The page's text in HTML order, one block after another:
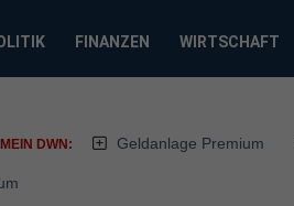
FINANZEN WIRTSCHAFT
MEIN DWN: Geldanlage Premium